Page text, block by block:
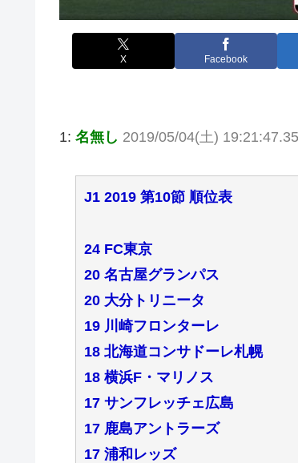
X Facebook
1: 名無し 2019/05/04(土)
J1 2019 第10節 順位表
24 FC東京
20 名古屋グランパス
20 大分トリニータ
19 川崎フロンターレ
18 北海道コンサドーレ札幌
18 横浜F・マリノス
17 サンフレッチェ広島
17 鹿島アントラーズ
17 浦和レッズ